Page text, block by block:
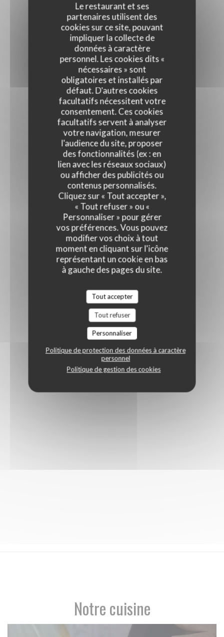
Le restaurant et ses
partenaires utilisent des
cookies sur ce site, pouvant
impliquer la collecte de
données à caractère
personnel. Les cookies dits «
nécessaires » sont
obligatoires et installés par
défaut. D'autres cookies
facultatifs nécessitent votre
consentement. Ces cookies
facultatifs servent à analyser
votre navigation, mesurer
l'audience du site, proposer
des fonctionnalités (ex : en
lien avec les réseaux sociaux)
ou afficher des publicités ou
contenus personnalisés.
Cliquez sur « Tout accepter »,
« Tout refuser » ou «
Personnaliser » pour gérer
vos préférences. Vous pouvez
modifier vos choix à tout
moment en cliquant sur l'icône
représentant un cookie en bas
à gauche des pages du site.
Tout accepter
Tout refuser
Personnaliser
Politique de protection des données à caractère
personnel
Politique de gestion des cookies
Notre cuisine